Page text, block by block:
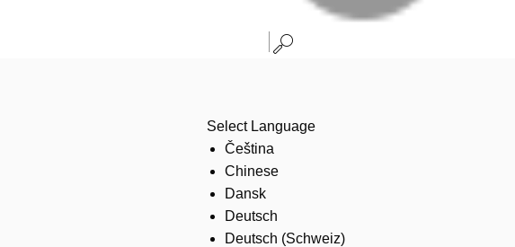
Select Language
Čeština
Chinese
Dansk
Deutsch
Deutsch (Schweiz)